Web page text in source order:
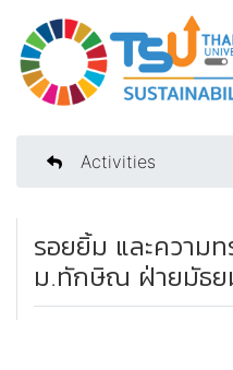
Activities
รอยยิ้ม และความ
ม.ทักษิณ ฝ่ายมัธย